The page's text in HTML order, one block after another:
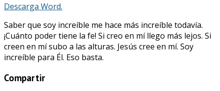
Descarga Word.
Saber que soy increíble me hace más increíble todavía.
¡Cuánto poder tiene la fe! Si creo en mí llego más lejos. Si
creen en mí subo a las alturas. Jesús cree en mí. Soy
increíble para Él. Eso basta.
Compartir